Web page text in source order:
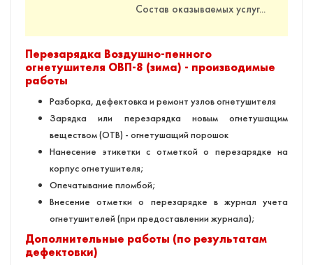
Состав оказываемых услуг...
Перезарядка Воздушно-пенного
огнетушителя ОВП-8 (зима) - производимые
работы
Разборка, дефектовка и ремонт узлов огнетушителя
Зарядка или перезарядка новым огнетушащим
веществом (ОТВ) - огнетушащий порошок
Нанесение этикетки с отметкой о перезарядке на
корпус огнетушителя;
Опечатывание пломбой;
Внесение отметки о перезарядке в журнал учета
огнетушителей (при предоставлении журнала);
Дополнительные работы (по результатам
дефектовки)